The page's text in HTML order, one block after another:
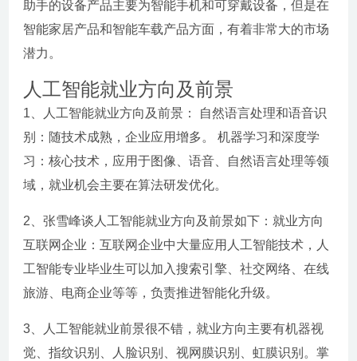
助手的设备产品主要为智能手机和可穿戴设备，但是在
智能家居产品和智能车载产品方面，有着非常大的市场
潜力。
人工智能就业方向及前景
1、人工智能就业方向及前景： 自然语言处理和语音识
别：随技术成熟，企业应用增多。 机器学习和深度学
习：核心技术，应用于图像、语音、自然语言处理等领
域，就业机会主要在算法研发优化。
2、张雪峰谈人工智能就业方向及前景如下：就业方向
互联网企业：互联网企业中大量应用人工智能技术，人
工智能专业毕业生可以加入搜索引擎、社交网络、在线
旅游、电商企业等等，负责推进智能化升级。
3、人工智能就业前景很不错，就业方向主要有机器视
觉、指纹识别、人脸识别、视网膜识别、虹膜识别。掌